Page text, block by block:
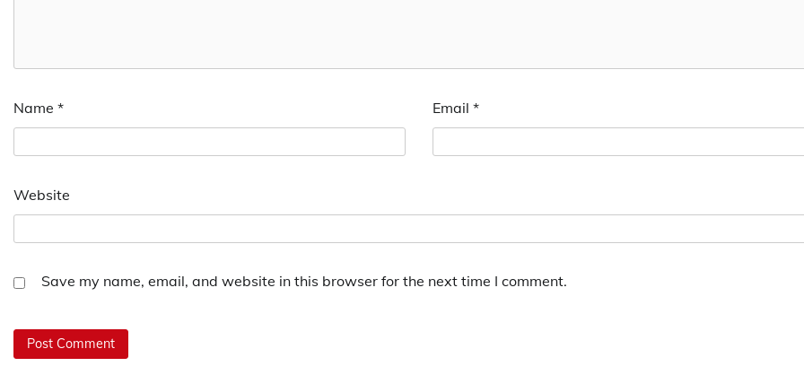
Name * Email *
Website
Save my name, email, and website in this browser for the next time I comment.